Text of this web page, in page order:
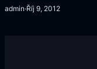
admin·Říj 9, 2012